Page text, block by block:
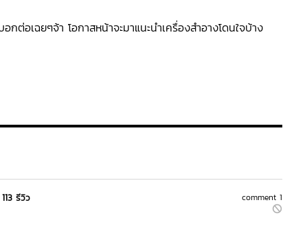
กต่อเฉยๆจ้า โอกาสหน้าจะมาแนะนำเครื่องสำอางโดนใจบ้าง
comment 1
113 รีวิว